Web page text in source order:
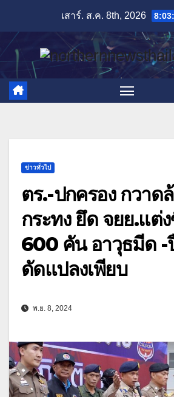
content
เสาร์. ส.ค. 8th, 2026
ข่าวทั่วไป
ตร.-ปกครอง กวาด
กระทง ยึด จยย.แต่
600 คัน อาวุธมีด -
ดัดแปลงเพียบ
พ.ย. 8, 2024